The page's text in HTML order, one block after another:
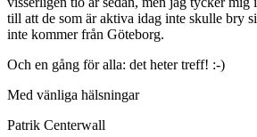
till att de som är aktiva idag inte skulle bry
inte kommer från Göteborg.
Och en gång för alla: det heter treff! :-)
Med vänliga hälsningar
Patrik Centerwall